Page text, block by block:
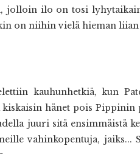
jolloin ilo on tosi
on niihin vielä hieman liian
kauhunhetkiä, kun
hänet pois Pippinin
juuri sitä ensimmäistä
vahinkopentuja,